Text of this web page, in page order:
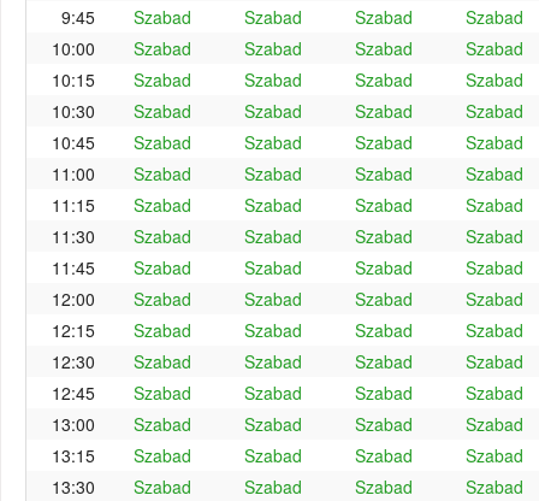
9:45
Szabad Szabad Szabad
Szabad
10:00
Szabad Szabad Szabad
Szabad
10:15
Szabad Szabad Szabad
Szabad
10:30
Szabad Szabad Szabad
Szabad
10:45
Szabad Szabad Szabad
Szabad
11:00
Szabad Szabad Szabad
Szabad
11:15
Szabad Szabad Szabad
Szabad
11:30
Szabad Szabad Szabad
Szabad
11:45
Szabad Szabad Szabad
Szabad
12:00
Szabad Szabad Szabad
Szabad
12:15
Szabad Szabad Szabad
Szabad
12:30
Szabad Szabad Szabad
Szabad
12:45
Szabad Szabad Szabad
Szabad
13:00
Szabad Szabad Szabad
Szabad
13:15
Szabad Szabad Szabad
Szabad
13:30
Szabad Szabad Szabad
Szabad